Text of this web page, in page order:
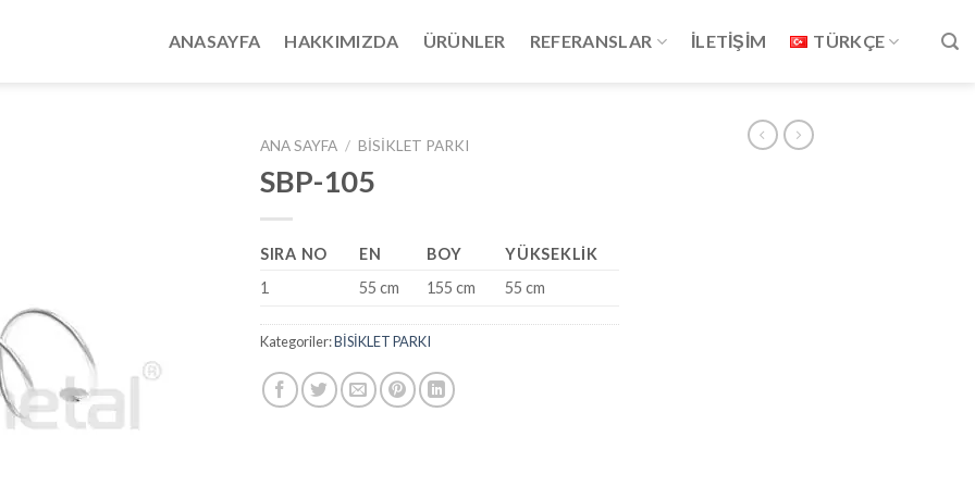
ANASAYFA HAKKIMIZDA ÜRÜNLER REFERANSLAR İLETİŞİM TÜRKÇE
ANA SAYFA / BİSİKLET PARKI
SBP-105
SIRA NO EN BOY
YÜKSEKLIK
1
55 cm 155 cm 55 cm
Kategoriler:BİSİKLET PARKI